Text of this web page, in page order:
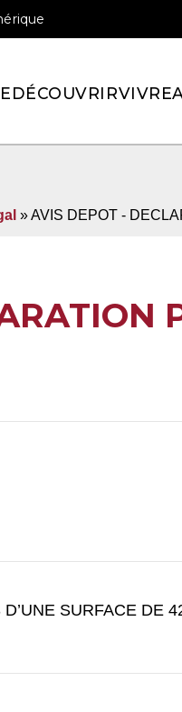
DÉCOUVRIRVIVRE
» AVIS DEPOT -
SURFACE DE